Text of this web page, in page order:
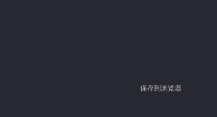
保存到浏览器